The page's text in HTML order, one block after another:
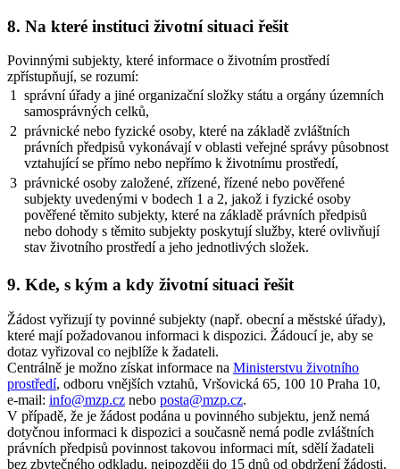
8. Na které instituci životní situaci řešit
Povinnými subjekty, které informace o životním prostředí
zpřístupňují, se rozumí:
1
správní úřady a jiné organizační složky státu a orgány územních
samosprávných celků,
2 právnické nebo fyzické osoby, které na základě zvláštních
právních předpisů vykonávají v oblasti veřejné správy působnost
vztahující se přímo nebo nepřímo k životnímu prostředí,
3 právnické osoby založené, zřízené, řízené nebo pověřené
subjekty uvedenými v bodech 1 a 2, jakož i fyzické osoby
pověřené těmito subjekty, které na základě právních předpisů
nebo dohody s těmito subjekty poskytují služby, které ovlivňují
stav životního prostředí a jeho jednotlivých složek.
9. Kde, s kým a kdy životní situaci řešit
Žádost vyřizují ty povinné subjekty (např. obecní a městské úřady),
které mají požadovanou informaci k dispozici. Žádoucí je, aby se
dotaz vyřizoval co nejblíže k žadateli.
Centrálně je možno získat informace na Ministerstvu životního
prostředí, odboru vnějších vztahů, Vršovická 65, 100 10 Praha 10,
e-mail: info@mzp.cz nebo posta@mzp.cz.
V případě, že je žádost podána u povinného subjektu, jenž nemá
dotyčnou informaci k dispozici a současně nemá podle zvláštních
právních předpisů povinnost takovou informaci mít, sdělí žadateli
bez zbytečného odkladu, nejpozději do 15 dnů od obdržení žádosti,